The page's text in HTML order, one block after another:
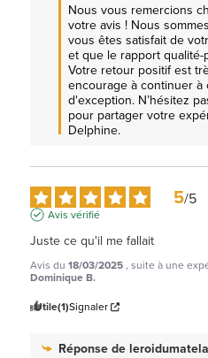
Nous vous remercions
votre avis ! Nous
vous êtes satisfait de
et que le rapport
Votre retour positif est
encourage à continuer
d'exception. N’hésitez
pour partager votre
Delphine.
5/5
Avis vérifié
Juste ce qu'il me fallait
Avis du 18/03/2025, suite à une
Dominique B.
Utile(1)Signaler
Réponse de